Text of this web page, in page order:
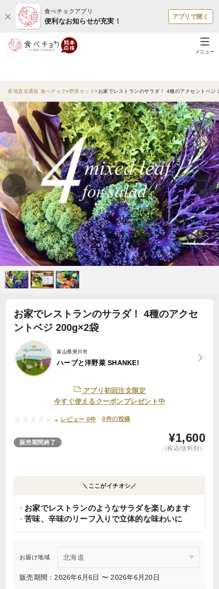
食べチョクアプリ
便利なお知らせが充実！
アプリで開く
メニュー
産地直送通販 食べチョク 野菜セット お家でレストランのサラダ！ 4種のアクセントベジ
お家でレストランのサラダ！ 4種のアクセ
ントベジ 200g×2袋
富山県滑川市
ハーブと洋野菜 SHANKE!
アプリ初回注文限定
今すぐ使えるクーポンプレゼント中
- レビュー 0件 0件の投稿
販売期間終了 ¥1,600
（税込/送料別）
＼ここがイチオシ／
お家でレストランのようなサラダを楽しめます
苦味、辛味のリーフ入りで立体的な味わいに
お届け地域
販売期間：2026年6月6日 〜 2026年6月20日